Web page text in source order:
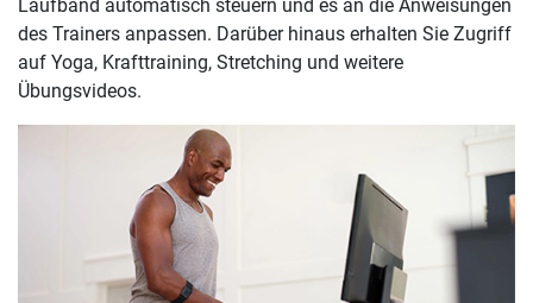
Laufband automatisch steuern und es an die Anweisungen
des Trainers anpassen. Darüber hinaus erhalten Sie Zugriff
auf Yoga, Krafttraining, Stretching und weitere
Übungsvideos.